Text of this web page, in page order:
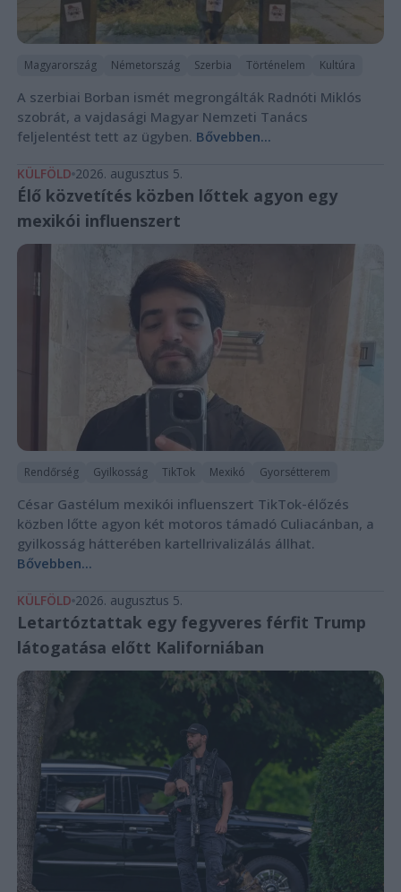
Magyarország Németország Szerbia Történelem Kultúra
A szerbiai Borban ismét megrongálták Radnóti Miklós
szobrát, a vajdasági Magyar Nemzeti Tanács
feljelentést tett az ügyben. Bővebben...
KÜLFÖLD 2026. augusztus 5.
Élő közvetítés közben lőttek agyon egy
mexikói influenszert
Rendőrség Gyilkosság TikTok Mexikó Gyorsétterem
César Gastélum mexikói influenszert TikTok-élőzés
közben lőtte agyon két motoros támadó Culiacánban, a
gyilkosság hátterében kartellrivalizálás állhat.
Bővebben...
KÜLFÖLD 2026. augusztus 5.
Letartóztattak egy fegyveres férfit Trump
látogatása előtt Kaliforniában